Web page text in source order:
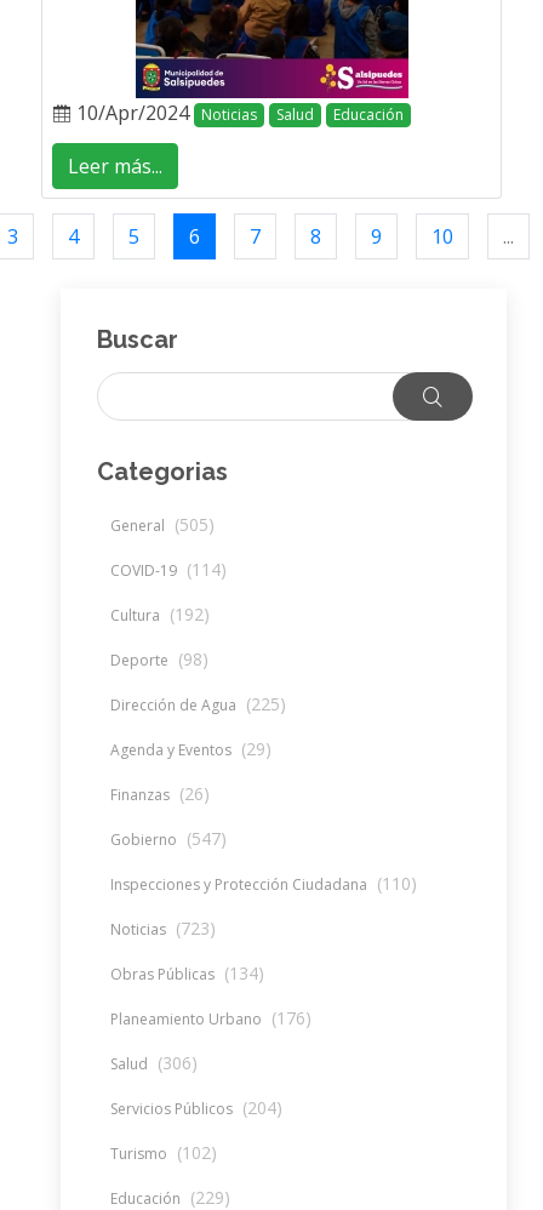
10/Apr/2024 Noticias Salud Educación
Leer más...
3 4 5 6 7 8 9 10 ...
Buscar
Categorias
General (505)
COVID-19 (114)
Cultura (192)
Deporte (98)
Dirección de Agua (225)
Agenda y Eventos (29)
Finanzas (26)
Gobierno (547)
Inspecciones y Protección Ciudadana (110)
Noticias (723)
Obras Públicas (134)
Planeamiento Urbano (176)
Salud (306)
Servicios Públicos (204)
Turismo (102)
Educación (229)